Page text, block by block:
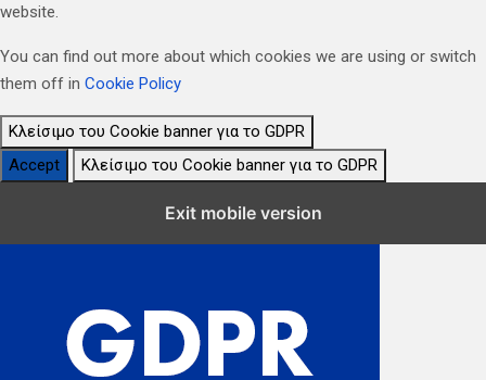
website.
You can find out more about which cookies we are using or switch
them off in Cookie Policy
Κλείσιμο του Cookie banner για το GDPR
Accept
Κλείσιμο του Cookie banner για το GDPR
Exit mobile version